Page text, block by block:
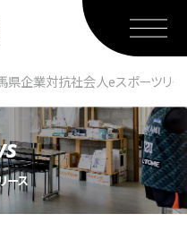
介
県企業対抗社会人eスポーツリ
ース